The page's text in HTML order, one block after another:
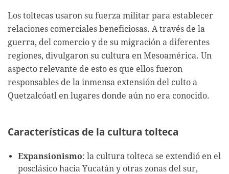
Los toltecas usaron su fuerza militar para establecer
relaciones comerciales beneficiosas. A través de la
guerra, del comercio y de su migración a diferentes
regiones, divulgaron su cultura en Mesoamérica. Un
aspecto relevante de esto es que ellos fueron
responsables de la inmensa extensión del culto a
Quetzalcóatl en lugares donde aún no era conocido.
Características de la cultura tolteca
Expansionismo: la cultura tolteca se extendió en el
posclásico hacia Yucatán y otras zonas del sur,